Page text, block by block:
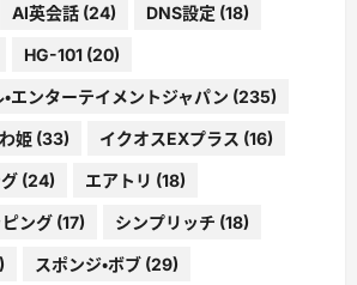
AI英会話 (24) DNS設定 (18)
HG-101 (20)
エンターテイメントジャパン (235)
姫 (33) イクオスEXプラス (16)
(24) エアトリ (18)
ング (17) シンプリッチ (18)
スポンジ・ボブ (29)